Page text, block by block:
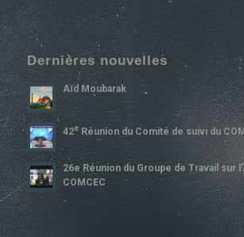
Dernières nouvelles
Aïd Moubarak
42ERéunion du Comité de suivi du
26e Réunion du Groupe de Travail sur
COMCEC